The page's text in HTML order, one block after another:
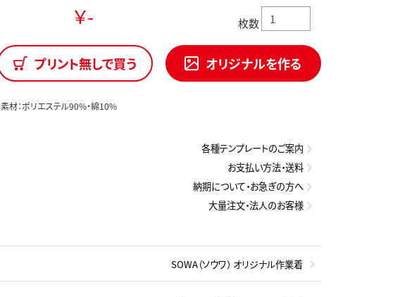
￥- 枚数
プリント無しで買う オリジナルを作る
素材：ポリエステル90%・綿10%
各種テンプレートのご案内
お支払い方法・送料
納期について・お急ぎの方へ
大量注文・法人のお客様
SOWA（ソウワ） オリジナル作業着